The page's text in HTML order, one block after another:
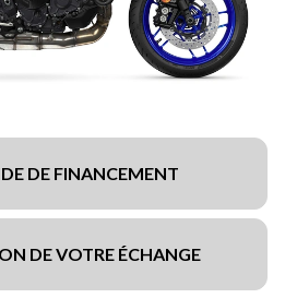
DE FINANCEMENT
DE VOTRE ÉCHANGE